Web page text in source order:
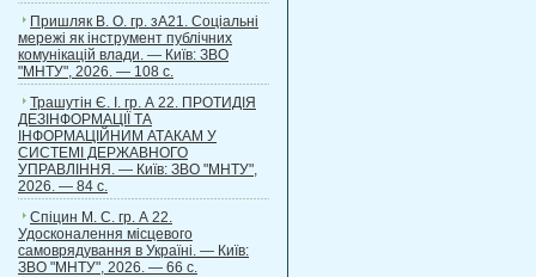
Пришляк В. О. гр. зА21. Соціальні
мережі як інструмент публічних
комунікацій влади. — Київ: ЗВО
"МНТУ", 2026. — 108 с.
Трашутін Є. І. гр. А 22. ПРОТИДІЯ
ДЕЗІНФОРМАЦІЇ ТА
ІНФОРМАЦІЙНИМ АТАКАМ У
СИСТЕМІ ДЕРЖАВНОГО
УПРАВЛІННЯ. — Київ: ЗВО "МНТУ",
2026. — 84 с.
Спіцин М. С. гр. А 22.
Удосконалення місцевого
самоврядування в Україні. — Київ:
ЗВО "МНТУ", 2026. — 66 с.